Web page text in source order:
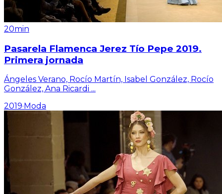
20min
Pasarela Flamenca Jerez Tío Pepe 2019.
Primera jornada
Ángeles Verano, Rocío Martín, Isabel González, Rocío
González, Ana Ricardi ...
2019· Moda